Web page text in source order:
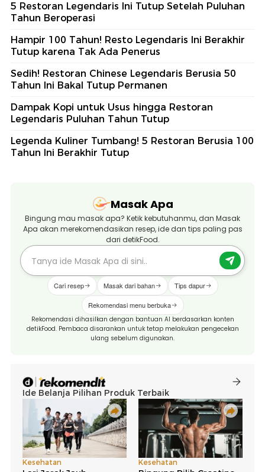
5 Restoran Legendaris Ini Tutup Setelah Puluhan
Tahun Beroperasi
Hampir 100 Tahun! Resto Legendaris Ini Berakhir
Tutup karena Tak Ada Penerus
Sedih! Restoran Chinese Legendaris Berusia 50
Tahun Ini Bakal Tutup Permanen
Dampak Kopi untuk Usus hingga Restoran
Legendaris Puluhan Tahun Tutup
Legenda Kuliner Tumbang! 5 Restoran Berusia 100
Tahun Ini Berakhir Tutup
Masak Apa
Bingung mau masak apa? Ketik kebutuhanmu, dan Masak
Apa akan merekomendasikan resep, ide dan tips paling pas
dari detikFood.
Cari resep Masak dari bahan Tips dapur
Rekomendasi menu berbuka
Rekomendasi dihasilkan dengan bantuan AI berdasarkan konten
detikFood. Pembaca disarankan untuk tetap melakukan pengecekan
ulang sebelum digunakan.